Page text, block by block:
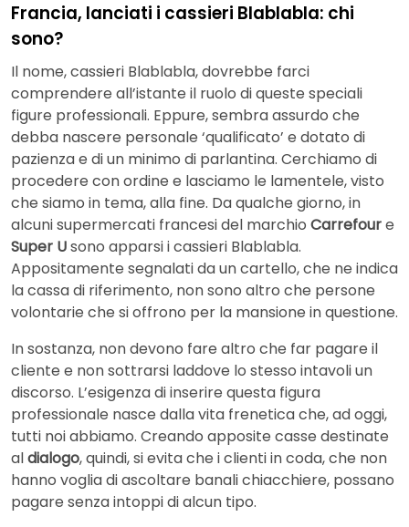
Francia, lanciati i cassieri Blablabla: chi
sono?
Il nome, cassieri Blablabla, dovrebbe farci
comprendere all’istante il ruolo di queste speciali
figure professionali. Eppure, sembra assurdo che
debba nascere personale ‘qualificato’ e dotato di
pazienza e di un minimo di parlantina. Cerchiamo di
procedere con ordine e lasciamo le lamentele, visto
che siamo in tema, alla fine. Da qualche giorno, in
alcuni supermercati francesi del marchio Carrefoure
Super Usono apparsi i cassieri Blablabla.
Appositamente segnalati da un cartello, che ne indica
la cassa di riferimento, non sono altro che persone
volontarie che si offrono per la mansione in questione.
In sostanza, non devono fare altro che far pagare il
cliente e non sottrarsi laddove lo stesso intavoli un
discorso. L’esigenza di inserire questa figura
professionale nasce dalla vita frenetica che, ad oggi,
tutti noi abbiamo. Creando apposite casse destinate
aldialogo, quindi, si evita che i clienti in coda, che non
hanno voglia di ascoltare banali chiacchiere, possano
pagare senza intoppi di alcun tipo.